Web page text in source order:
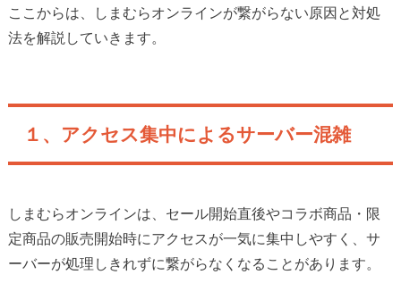
ここからは、しまむらオンラインが繋がらない原因と対処
法を解説していきます。
１、アクセス集中によるサーバー混雑
しまむらオンラインは、セール開始直後やコラボ商品・限
定商品の販売開始時にアクセスが一気に集中しやすく、サ
ーバーが処理しきれずに繋がらなくなることがあります。